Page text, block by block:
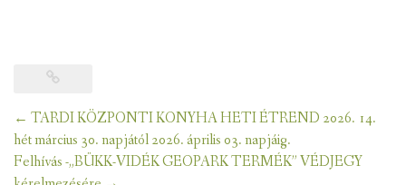
Post
navigation
← TARDI KÖZPONTI KONYHA HETI ÉTREND 2026. 14.
hét március 30. napjától 2026. április 03. napjáig.
Felhívás -„BÜKK-VIDÉK GEOPARK TERMÉK” VÉDJEGY